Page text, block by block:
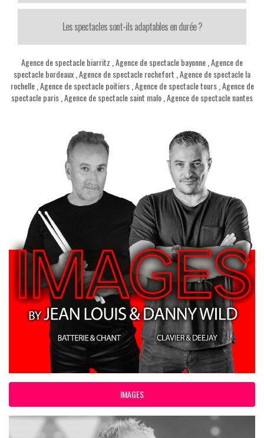
Les spectacles sont-ils adaptables en durée ?
Agence de spectacle biarritz Agence de spectacle bayonne Agence de
spectacle bordeaux Agence de spectacle rochefort Agence de spectacle la
rochelle, Agence de spectacle poitiers, Agence de spectacle tours, Agence de
spectacle paris Agence de spectacle saint malo Agence de spectacle nantes
IMAGES